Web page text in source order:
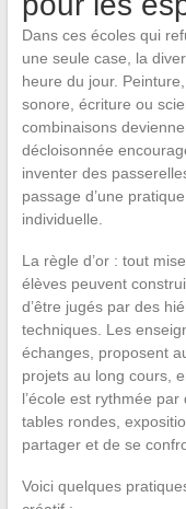
Dans ces écoles qui
une seule case, la
heure du jour.
sonore, écriture ou
combinaisons
décloisonnée
inventer des
passage d’une
individuelle.
La règle d’or : tout
élèves peuvent
d’être jugés par des
techniques. Les
échanges, proposent
projets au long cours,
l’école est rythmée
tables rondes,
partager et de se
Voici quelques